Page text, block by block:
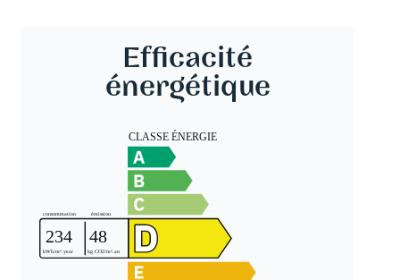
Efficacité
énergétique